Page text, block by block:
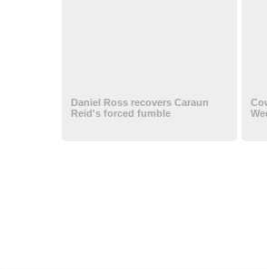
Daniel Ross recovers Caraun
Reid's forced fumble